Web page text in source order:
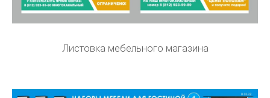
Листовка мебельного магазина